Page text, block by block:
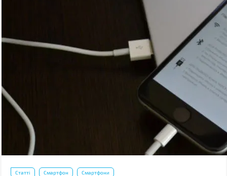
Статті Смартфон Смартфони